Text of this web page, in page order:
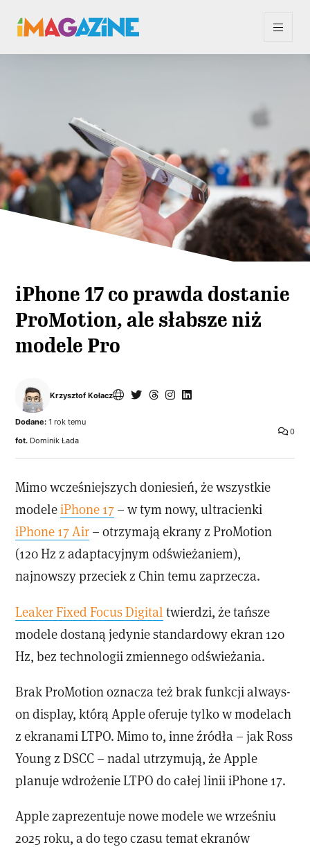
iPhone 17 co prawda dostanie
ProMotion, ale słabsze niż
modele Pro
Krzysztof Kołacz
0
Dodane: 1 rok temu
fot. Dominik Łada
Mimo wcześniejszych doniesień, że wszystkie
modeleiPhone 17 – w tym nowy, ultracienki
iPhone 17 Air – otrzymają ekrany z ProMotion
(120 Hz z adaptacyjnym odświeżaniem),
najnowszy przeciek z Chin temu zaprzecza.
Leaker Fixed Focus Digital twierdzi, że tańsze
modele dostaną jedynie standardowy ekran 120
Hz, bez technologii zmiennego odświeżania.
Brak ProMotion oznacza też brak funkcji always-
on display, którą Apple oferuje tylko w modelach
z ekranami LTPO. Mimo to, inne źródła – jak Ross
Young z DSCC – nadal utrzymują, że Apple
planuje wdrożenie LTPO do całej linii iPhone 17.
Apple zaprezentuje nowe modele we wrześniu
2025 roku, a do tego czasu temat ekranów